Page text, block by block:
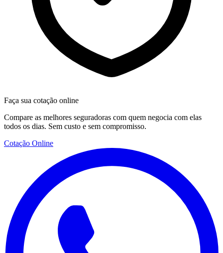
Faça sua cotação online
Compare as melhores seguradoras com quem negocia com elas
todos os dias. Sem custo e sem compromisso.
Cotação Online